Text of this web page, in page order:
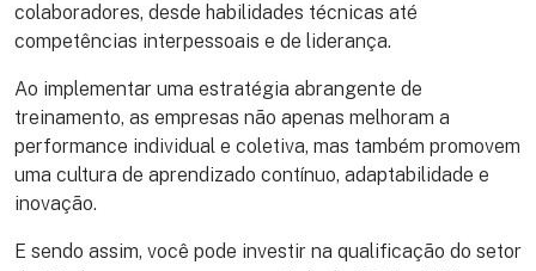
colaboradores, desde habilidades técnicas até
competências interpessoais e de liderança.
Ao implementar uma estratégia abrangente de
treinamento, as empresas não apenas melhoram a
performance individual e coletiva, mas também promovem
uma cultura de aprendizado contínuo, adaptabilidade e
inovação.
E sendo assim, você pode investir na qualificação do setor